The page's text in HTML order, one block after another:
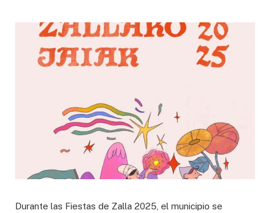
Durante las Fiestas de Zalla 2025, el municipio se